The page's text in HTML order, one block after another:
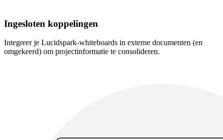
Ingesloten koppelingen
Integreer je Lucidspark-whiteboards in externe documenten (en
omgekeerd) om projectinformatie te consolideren.